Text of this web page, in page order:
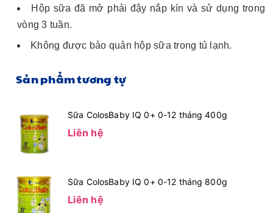
Hộp sữa đã mở phải đậy nắp kín và sử dụng trong
vòng 3 tuần.
Không được bảo quản hộp sữa trong tủ lạnh.
Sản phẩm tương tự
Sữa ColosBaby IQ 0+ 0-12 tháng 400g
Liên hệ
Sữa ColosBaby IQ 0+ 0-12 tháng 800g
Liên hệ